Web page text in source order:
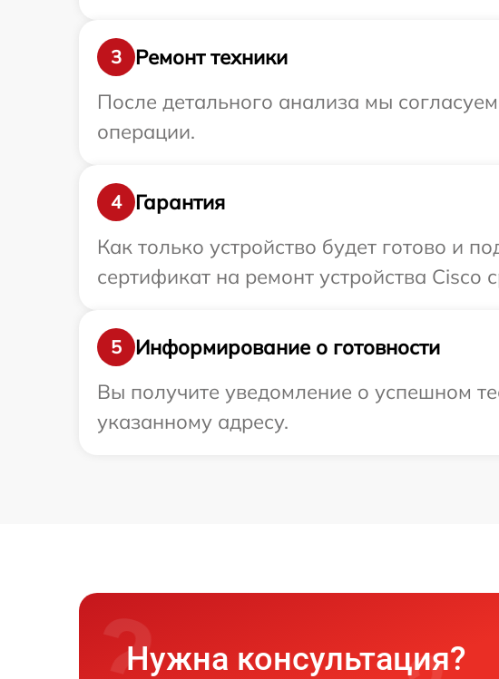
3
Ремонт техники
После детального анализа мы
операции.
4
Гарантия
Как только устройство будет готово и
сертификат на ремонт устройства Cisco
5
Информирование о готовности
Вы получите уведомление о успешном
указанному адресу.
Нужна консультация?